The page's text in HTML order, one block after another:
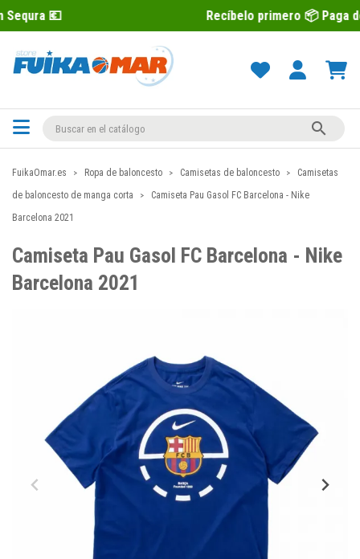
Recíbelo primero 📦 Paga después con

FuikaOmar.es Ropa de baloncesto Camisetas de baloncesto
Camisetas
de baloncesto de manga corta
Camiseta Pau Gasol FC Barcelona - Nike
Barcelona 2021
Camiseta Pau Gasol FC Barcelona - Nike
Barcelona 2021